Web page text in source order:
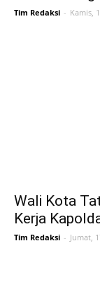
Tim Redaksi - Kamis,
Wali Kota
Kerja
Tim Redaksi - Jumat,